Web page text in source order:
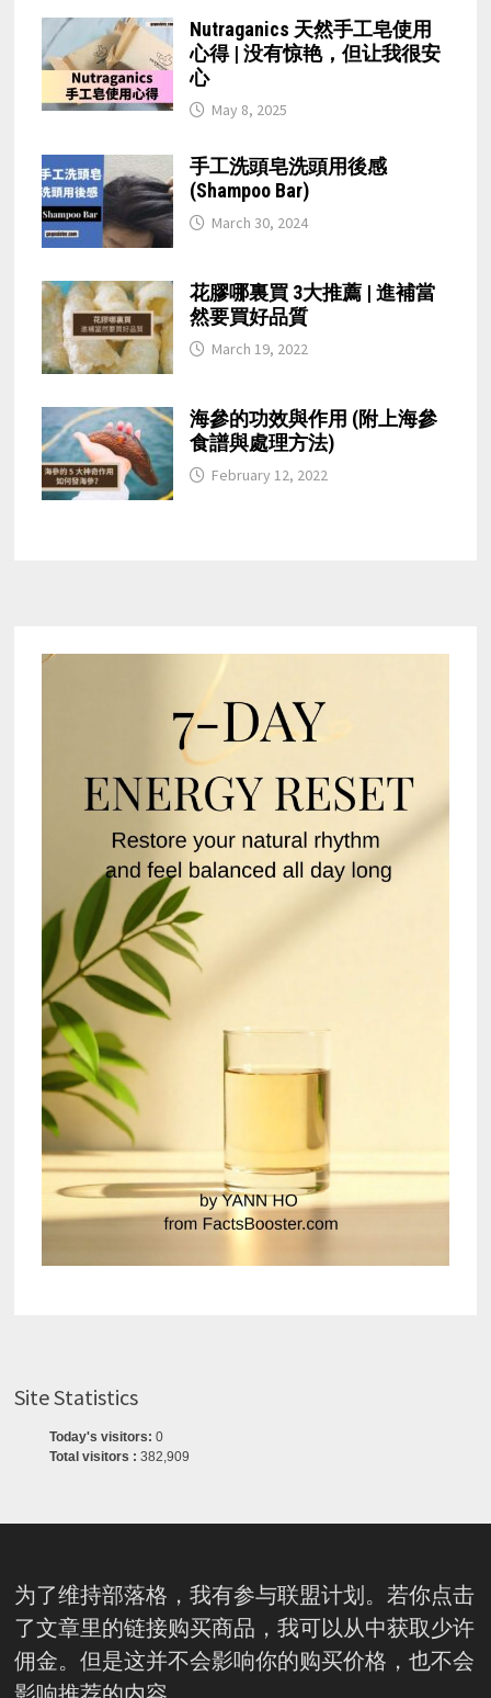
Nutraganics 天然手工皂使用
心得 | 没有惊艳，但让我很安
心
May 8, 2025
手工洗頭皂洗頭用後感
(Shampoo Bar)
March 30, 2024
花膠哪裏買 3大推薦 | 進補當
然要買好品質
March 19, 2022
海參的功效與作用 (附上海參
食譜與處理方法)
February 12, 2022
Site Statistics
Today's visitors: 0
Total visitors : 382,909
为了维持部落格，我有参与联盟计划。若你点击
了文章里的链接购买商品，我可以从中获取少许
佣金。但是这并不会影响你的购买价格，也不会